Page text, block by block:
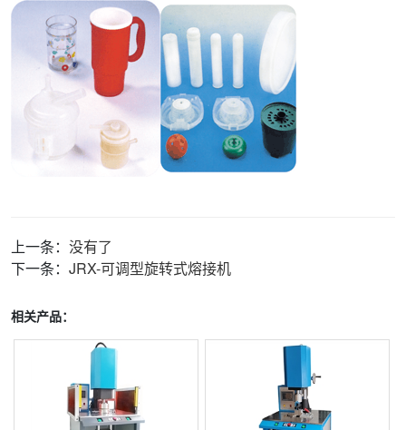
上一条： 没有了
下一条： JRX-可调型旋转式熔接机
相关产品：